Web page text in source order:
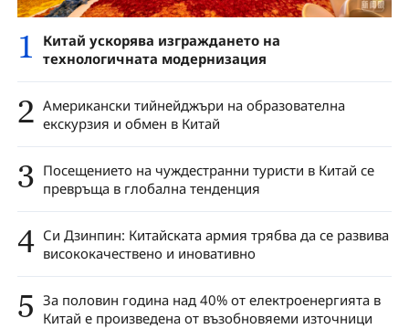
1
Китай ускорява изграждането на
технологичната модернизация
2 Американски тийнейджъри на образователна
екскурзия и обмен в Китай
3 Посещението на чуждестранни туристи в Китай се
превръща в глобална тенденция
4 Си Дзинпин: Китайската армия трябва да се развива
висококачествено и иновативно
5 За половин година над 40% от електроенергията в
Китай е произведена от възобновяеми източници